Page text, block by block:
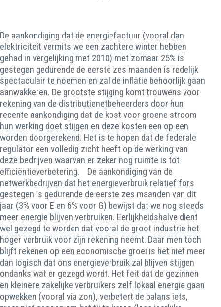
De aankondiging dat de energiefactuur (vooral dan
elektriciteit vermits we een zachtere winter hebben
gehad in vergelijking met 2010) met zomaar 25% is
gestegen gedurende de eerste zes maanden is redelijk
spectaculair te noemen en zal de inflatie behoorlijk gaan
aanwakkeren. De grootste stijging komt trouwens voor
rekening van de distributienetbeheerders door hun
recente aankondiging dat de kost voor groene stroom
hun werking doet stijgen en deze kosten een op een
worden doorgerekend. Het is te hopen dat de federale
regulator een volledig zicht heeft op de werking van
deze bedrijven waarvan er zeker nog ruimte is tot
efficiëntieverbetering. De aankondiging van de
netwerkbedrijven dat het energieverbruik relatief fors
gestegen is gedurende de eerste zes maanden van dit
jaar (3% voor E en 6% voor G) bewijst dat we nog steeds
meer energie blijven verbruiken. Eerlijkheidshalve dient
wel gezegd te worden dat vooral de groot industrie het
hoger verbruik voor zijn rekening neemt. Daar men toch
blijft rekenen op een economische groei is het niet meer
dan logisch dat ons energieverbruik zal blijven stijgen
ondanks wat er gezegd wordt. Het feit dat de gezinnen
en kleinere zakelijke verbruikers zelf lokaal energie gaan
opwekken (vooral via zon), verbetert de balans iets,